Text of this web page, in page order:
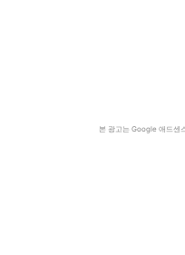
본 광고는 Google 애드센